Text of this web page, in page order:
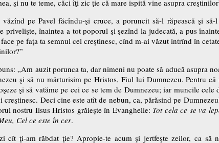
şi nu te teme, căci îţi zic ţie că mare ispită vine asupra
pe Pavel făcîndu-şi cruce, a poruncit să-l răpească şi
privelişte, înaintea a tot poporul şi şezînd la judecată, a pus
pe faţa ta semnul cel creştinesc, cînd m-ai văzut intrînd în
„Am auzit porunca ta, dar nimeni nu poate să aducă asupra
şi să nu mărturisim pe Hristos, Fiul lui Dumnezeu. Pentru
şi să vatăme pe cei ce se tem de Dumnezeu; iar muncile
creştinesc. Deci cine este atît de nebun, ca, părăsind pe
nostru Iisus Hristos grăieşte în Evanghelie: Tot cela ce se va
Cel ce este în cer.
cît ţi-am răbdat ţie? Apropie-te acum şi jertfeşte zeilor, ca